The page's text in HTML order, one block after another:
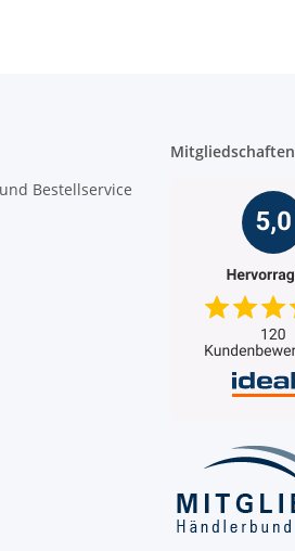
Bestellservice
Mitgliedschaften